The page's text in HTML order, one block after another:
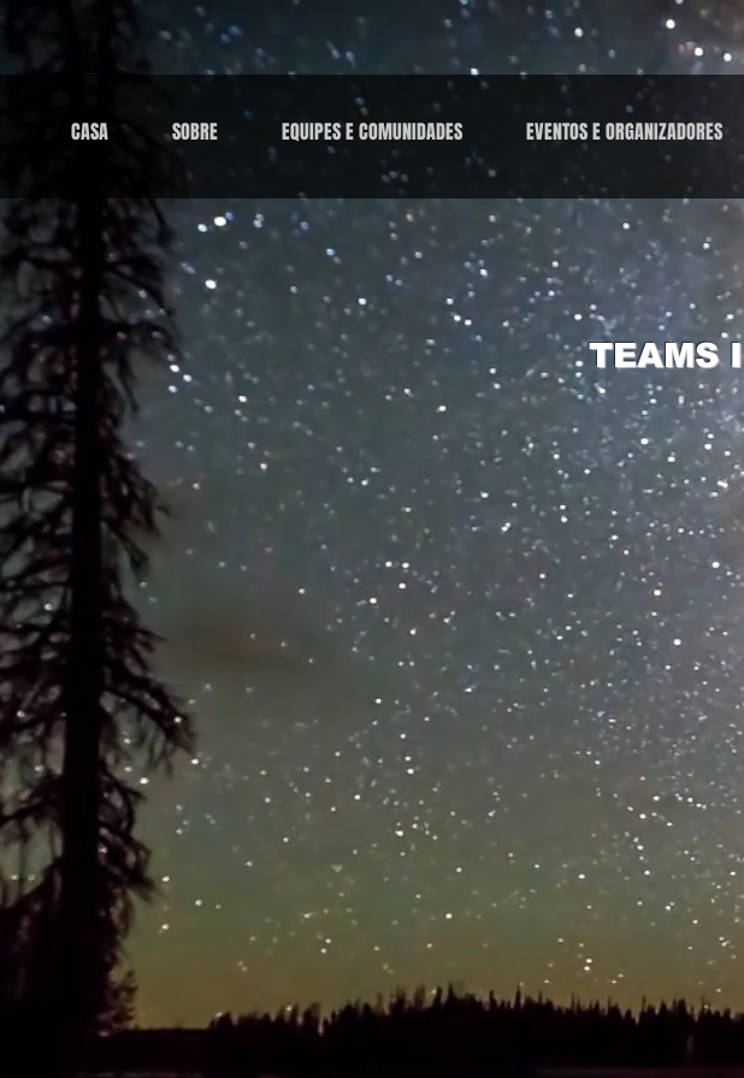
CASA SOBRE EQUIPES E COMUNIDADES EVENTOS E ORGANIZADORES
TEAMS